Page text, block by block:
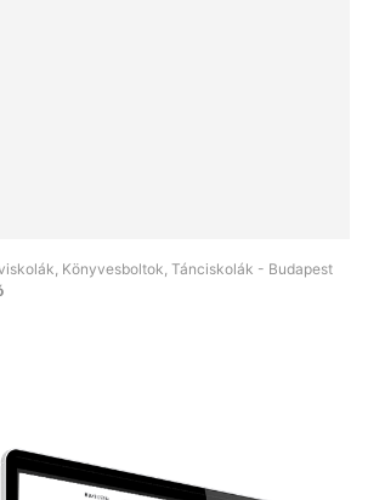
Könyvesboltok, Tánciskolák - Budapest